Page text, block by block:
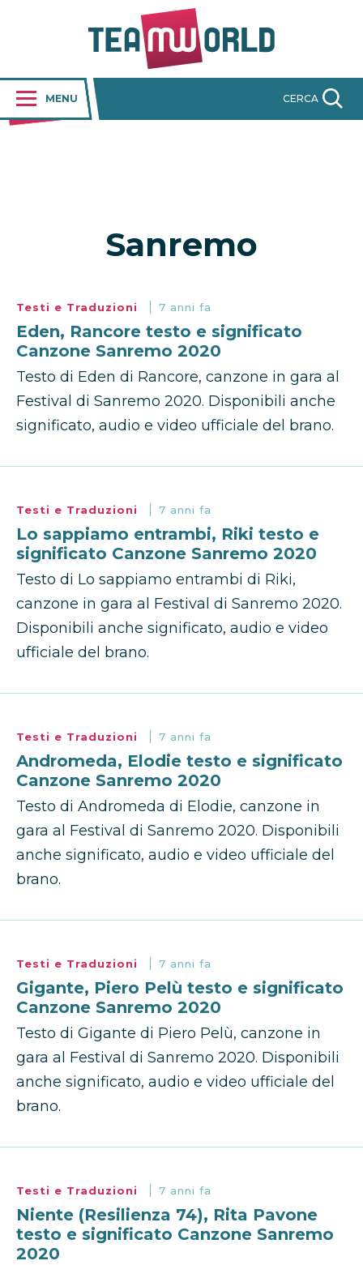
MENU CERCA
Sanremo
Testi e Traduzioni 7 anni fa
Eden, Rancore testo e significato
Canzone Sanremo 2020
Testo di Eden di Rancore, canzone in gara al
Festival di Sanremo 2020. Disponibili anche
significato, audio e video ufficiale del brano.
Testi e Traduzioni 7 anni fa
Lo sappiamo entrambi, Riki testo e
significato Canzone Sanremo 2020
Testo di Lo sappiamo entrambi di Riki,
canzone in gara al Festival di Sanremo 2020.
Disponibili anche significato, audio e video
ufficiale del brano.
Testi e Traduzioni 7 anni fa
Andromeda, Elodie testo e significato
Canzone Sanremo 2020
Testo di Andromeda di Elodie, canzone in
gara al Festival di Sanremo 2020. Disponibili
anche significato, audio e video ufficiale del
brano.
Testi e Traduzioni 7 anni fa
Gigante, Piero Pelù testo e significato
Canzone Sanremo 2020
Testo di Gigante di Piero Pelù, canzone in
gara al Festival di Sanremo 2020. Disponibili
anche significato, audio e video ufficiale del
brano.
Testi e Traduzioni 7 anni fa
Niente (Resilienza 74), Rita Pavone
testo e significato Canzone Sanremo
2020